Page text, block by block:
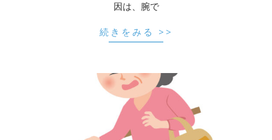
因は、腕で
続きをみる >>